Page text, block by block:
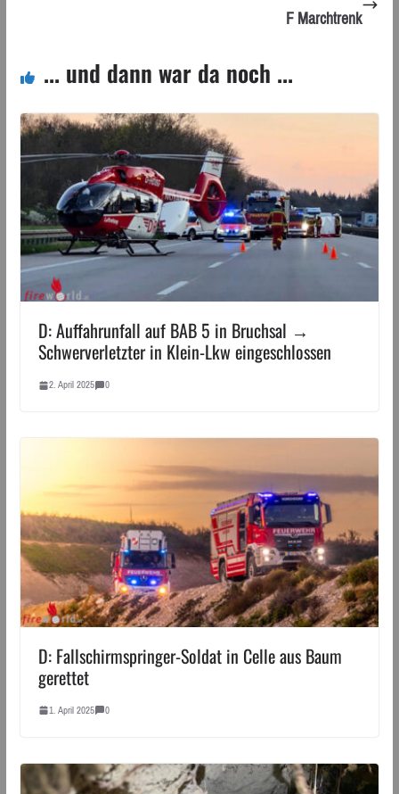
F Marchtrenk
... und dann war da noch ...
D: Auffahrunfall auf BAB 5 in Bruchsal →
Schwerverletzter in Klein-Lkw eingeschlossen
2. April 2025 0
D: Fallschirmspringer-Soldat in Celle aus Baum
gerettet
1. April 2025 0